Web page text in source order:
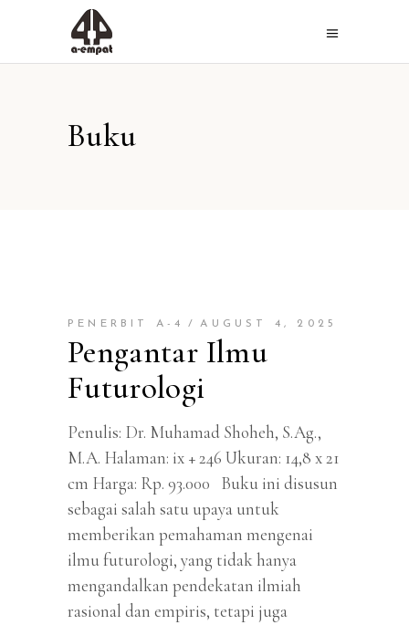
Buku
PENERBIT A-4 AUGUST 4, 2025
Pengantar Ilmu
Futurologi
Penulis: Dr. Muhamad Shoheh, S.Ag.,
M.A. Halaman: ix + 246 Ukuran: 14,8 x 21
cm Harga: Rp. 93.000 Buku ini disusun
sebagai salah satu upaya untuk
memberikan pemahaman mengenai
ilmu futurologi, yang tidak hanya
mengandalkan pendekatan ilmiah
rasional dan empiris, tetapi juga